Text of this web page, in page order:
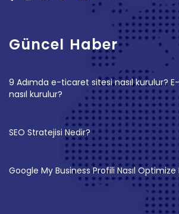
Güncel Haber
9 Adımda e-ticaret sitesi nasıl kurulur?
nasıl kurulur?
SEO Stratejisi Nedir?
Google My Business Profili Nasıl Optimize